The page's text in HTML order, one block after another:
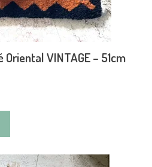
VINTAGE – 51cm